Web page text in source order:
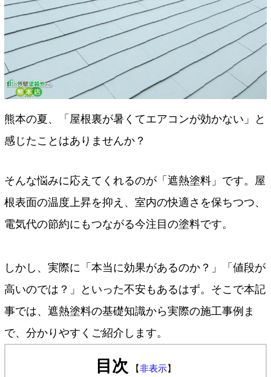
熊本の夏、「屋根裏が暑くてエアコンが効かない」と
感じたことはありませんか？
そんな悩みに応えてくれるのが「遮熱塗料」です。屋
根表面の温度上昇を抑え、室内の快適さを保ちつつ、
電気代の節約にもつながる今注目の塗料です。
しかし、実際に「本当に効果があるのか？」「値段が
高いのでは？」といった不安もあるはず。そこで本記
事では、遮熱塗料の基礎知識から実際の施工事例ま
で、分かりやすくご紹介します。
目次 【非表示】